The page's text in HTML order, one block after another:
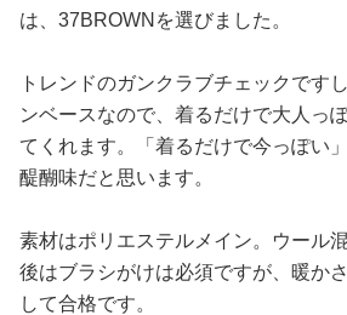
は、37BROWNを選びました。
トレンドのガンクラブチェックです
ンベースなので、着るだけで大人っ
てくれます。「着るだけで今っぽい
醍醐味だと思います。
素材はポリエステルメイン。ウール
後はブラシがけは必須ですが、暖か
して合格です。